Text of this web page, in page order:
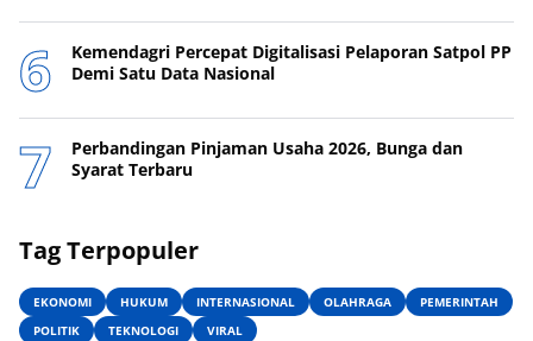
Kemendagri Percepat Digitalisasi Pelaporan Satpol PP
Demi Satu Data Nasional
Perbandingan Pinjaman Usaha 2026, Bunga dan
Syarat Terbaru
Tag Terpopuler
EKONOMI HUKUM INTERNASIONAL OLAHRAGA
PEMERINTAH
POLITIK
TEKNOLOGI VIRAL